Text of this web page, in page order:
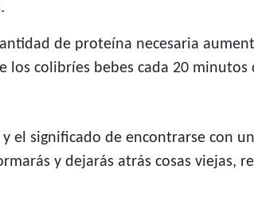
de proteína necesaria
los colibríes bebes cada 20
y el significado de encontrarse con
y dejarás atrás cosas viejas,